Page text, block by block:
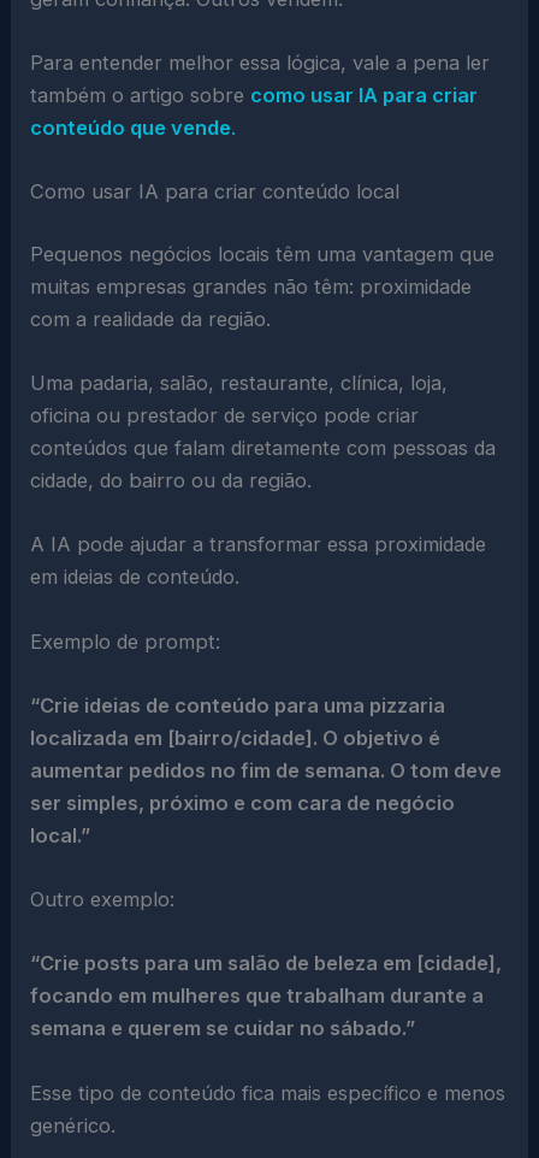
Para entender melhor essa lógica, vale a pena ler
também o artigo sobre como usar IA para criar
conteúdo que vende.
Como usar IA para criar conteúdo local
Pequenos negócios locais têm uma vantagem que
muitas empresas grandes não têm: proximidade
com a realidade da região.
Uma padaria, salão, restaurante, clínica, loja,
oficina ou prestador de serviço pode criar
conteúdos que falam diretamente com pessoas da
cidade, do bairro ou da região.
A IA pode ajudar a transformar essa proximidade
em ideias de conteúdo.
Exemplo de prompt:
“Crie ideias de conteúdo para uma pizzaria
localizada em [bairro/cidade]. O objetivo é
aumentar pedidos no fim de semana. O tom deve
ser simples, próximo e com cara de negócio
local.”
Outro exemplo:
“Crie posts para um salão de beleza em [cidade],
focando em mulheres que trabalham durante a
semana e querem se cuidar no sábado.”
Esse tipo de conteúdo fica mais específico e menos
genérico.